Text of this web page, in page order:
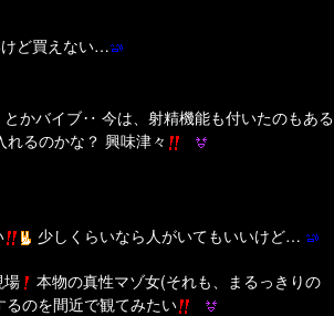
ど買えない…
かバイブ‥ 今は、射精機能も付いたのもある
れるのかな？ 興味津々
少しくらいなら人がいてもいいけど…
場
本物の真性マゾ女(それも、まるっきりの
るのを間近で観てみたい